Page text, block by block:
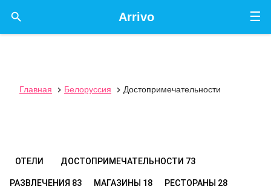
☰
Arrivo

Главная  Белоруссия  Достопримечательности
ОТЕЛИ ДОСТОПРИМЕЧАТЕЛЬНОСТИ 73
РАЗВЛЕЧЕНИЯ 83 МАГАЗИНЫ 18 РЕСТОРАНЫ 28